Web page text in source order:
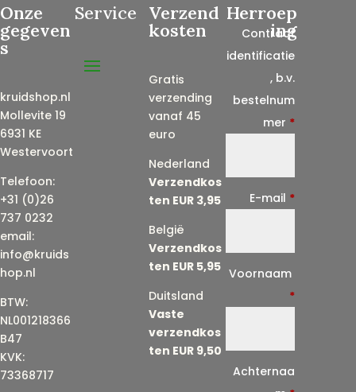
Onze
gegeven
s
kruidshop.nl
Mollevite 19
6931 KE
Westervoort
Telefoon:
+31 (0)26
737 0232
email:
info@kruids
hop.nl
BTW:
NL001218366
B47
KVK:
73368717
Service Verzend
kosten
Gratis
verzending
vanaf 45
euro
Nederland
Verzendkos
ten EUR 3,95
België
Verzendkos
ten EUR 5,95
Duitsland
Vaste
verzendkos
ten EUR 9,50
Herroep
ing
Contract
identificatie
, b.v.
bestelnum
mer *
E-mail *
Voornaam
*
Achternaa